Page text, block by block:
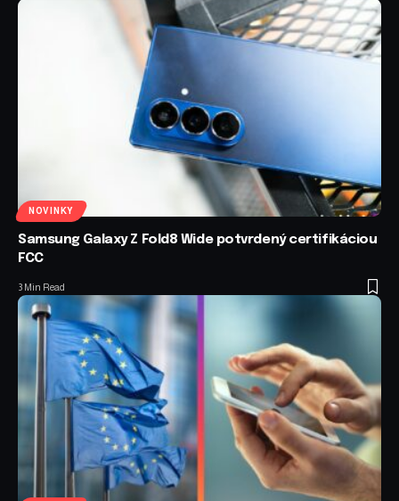
NOVINKY
Samsung Galaxy Z Fold8 Wide potvrdený certifikáciou
FCC
3 Min Read